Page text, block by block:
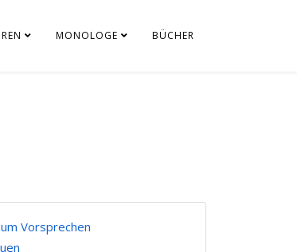
MONOLOGE BÜCHER
Vorsprechen